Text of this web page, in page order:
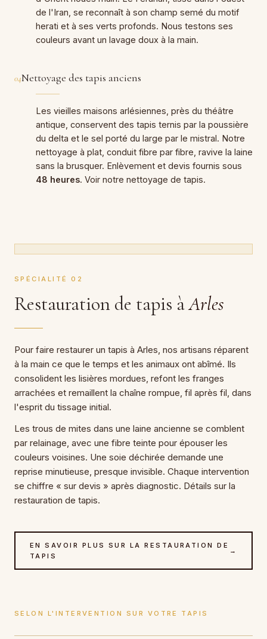
de l'Iran, se reconnaît à son champ semé du motif
herati et à ses verts profonds. Nous testons ses
couleurs avant un lavage doux à la main.
04Nettoyage des tapis anciens
Les vieilles maisons arlésiennes, près du théâtre
antique, conservent des tapis ternis par la poussière
du delta et le sel porté du large par le mistral. Notre
nettoyage à plat, conduit fibre par fibre, ravive la laine
sans la brusquer. Enlèvement et devis fournis sous
48 heures. Voir notre nettoyage de tapis.
SPÉCIALITÉ 02
Restauration de tapis àArles
Pour faire restaurer un tapis à Arles, nos artisans réparent
à la main ce que le temps et les animaux ont abîmé. Ils
consolident les lisières mordues, refont les franges
arrachées et remaillent la chaîne rompue, fil après fil, dans
l'esprit du tissage initial.
Les trous de mites dans une laine ancienne se comblent
par relainage, avec une fibre teinte pour épouser les
couleurs voisines. Une soie déchirée demande une
reprise minutieuse, presque invisible. Chaque intervention
se chiffre « sur devis » après diagnostic. Détails sur la
restauration de tapis.
EN SAVOIR PLUS SUR LA RESTAURATION DE
TAPIS
→
SELON L'INTERVENTION SUR VOTRE TAPIS